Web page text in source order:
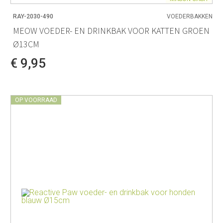
RAY-2030-490 VOEDERBAKKEN
MEOW VOEDER- EN DRINKBAK VOOR KATTEN GROEN
Ø13CM
€ 9,95
OP VOORRAAD